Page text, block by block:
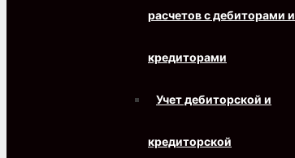
расчетов с дебиторами и
кредиторами
Учет дебиторской и
кредиторской